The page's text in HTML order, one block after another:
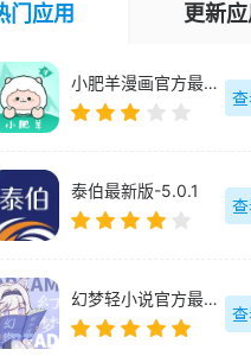
门应用 更新应
小肥羊漫画官方最新版-v1.0.3
泰伯最新版-5.0.1
幻梦轻小说官方最新版-v1.4.0